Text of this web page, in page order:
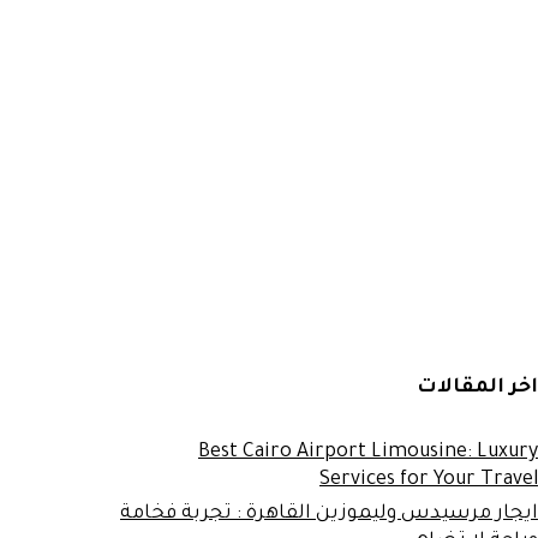
اخر المقالات
Best Cairo Airport Limousine: Luxury
Services for Your Travel
ايجار مرسيدس وليموزين القاهرة : تجربة فخامة